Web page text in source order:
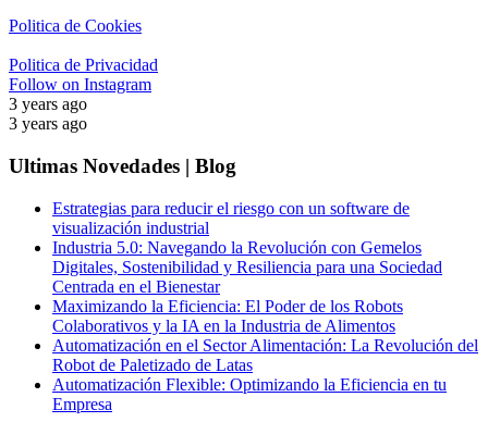
Politica de Cookies
Politica de Privacidad
Follow on Instagram
3 years ago
3 years ago
Ultimas Novedades | Blog
Estrategias para reducir el riesgo con un software de
visualización industrial
Industria 5.0: Navegando la Revolución con Gemelos
Digitales, Sostenibilidad y Resiliencia para una Sociedad
Centrada en el Bienestar
Maximizando la Eficiencia: El Poder de los Robots
Colaborativos y la IA en la Industria de Alimentos
Automatización en el Sector Alimentación: La Revolución del
Robot de Paletizado de Latas
Automatización Flexible: Optimizando la Eficiencia en tu
Empresa